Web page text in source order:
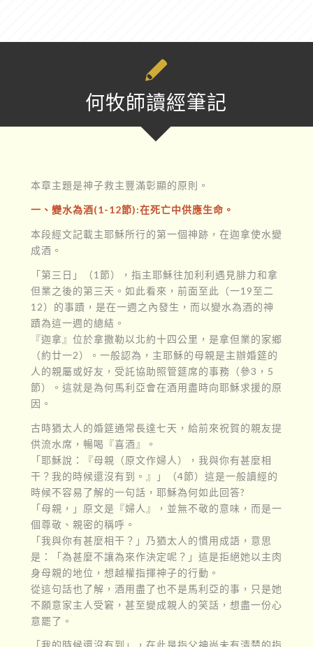
何牧師讀經筆記
本章主題是神子救主豐滿彰顯的原則。
一、變水為酒(1-12節):在死亡中供應生命。
本段經文記載主耶穌所行的第一個神跡，在迦拿使水變
成酒。
「第三日」（1節），指主耶穌往加利利遇見腓力和拿
但業之後的第三天。如此看來，前面至此（一19至二
12）的事蹟，是在一週之內發生，而以變水為酒的神
蹟為這一週的總結。
『迦拿』位於拿撒勒以北約十四公里，是拿但業的家鄉
（約廿一2）。一般認為，主耶穌的母親是主辦婚筵的
人的親屬或好友，受託協助照管筵席的事務（參3，5
節）。這就是為何馬利亞會在酒用盡時向耶穌求援的原
因。
古時猶太人的婚筵通常長達七天，給前來祝賀的親友提
供流水席，暢喝『喜酒』。
「耶穌說：『母親（原文作婦人），我與你有甚麼相
干？我的時候還沒有到。』」（4節）這是一般讀經的
時候不容易了解的一句話，耶穌為何如此回答?
「母親，」原文是『婦人』，並無不敬的意味，而是一
個尊敬、親密的稱呼。
「我與你有甚麼相干？」乃猶太人的慣用成語，意思
是：「為甚麼不讓為來作決定呢？」這是拒絕她以主肉
身母親的地位，想越權指揮神子的行動。
從這句話也了解，酒用盡了也不是馬利亞的事，只是她
不願意家主人受窘，甚至變成親人的笑話，想盡一份心
意罷了。